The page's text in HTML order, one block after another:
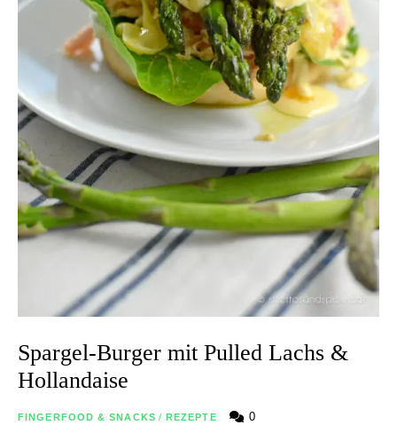
Spargel-Burger mit Pulled Lachs &
Hollandaise
FINGERFOOD & SNACKS / REZEPTE 0